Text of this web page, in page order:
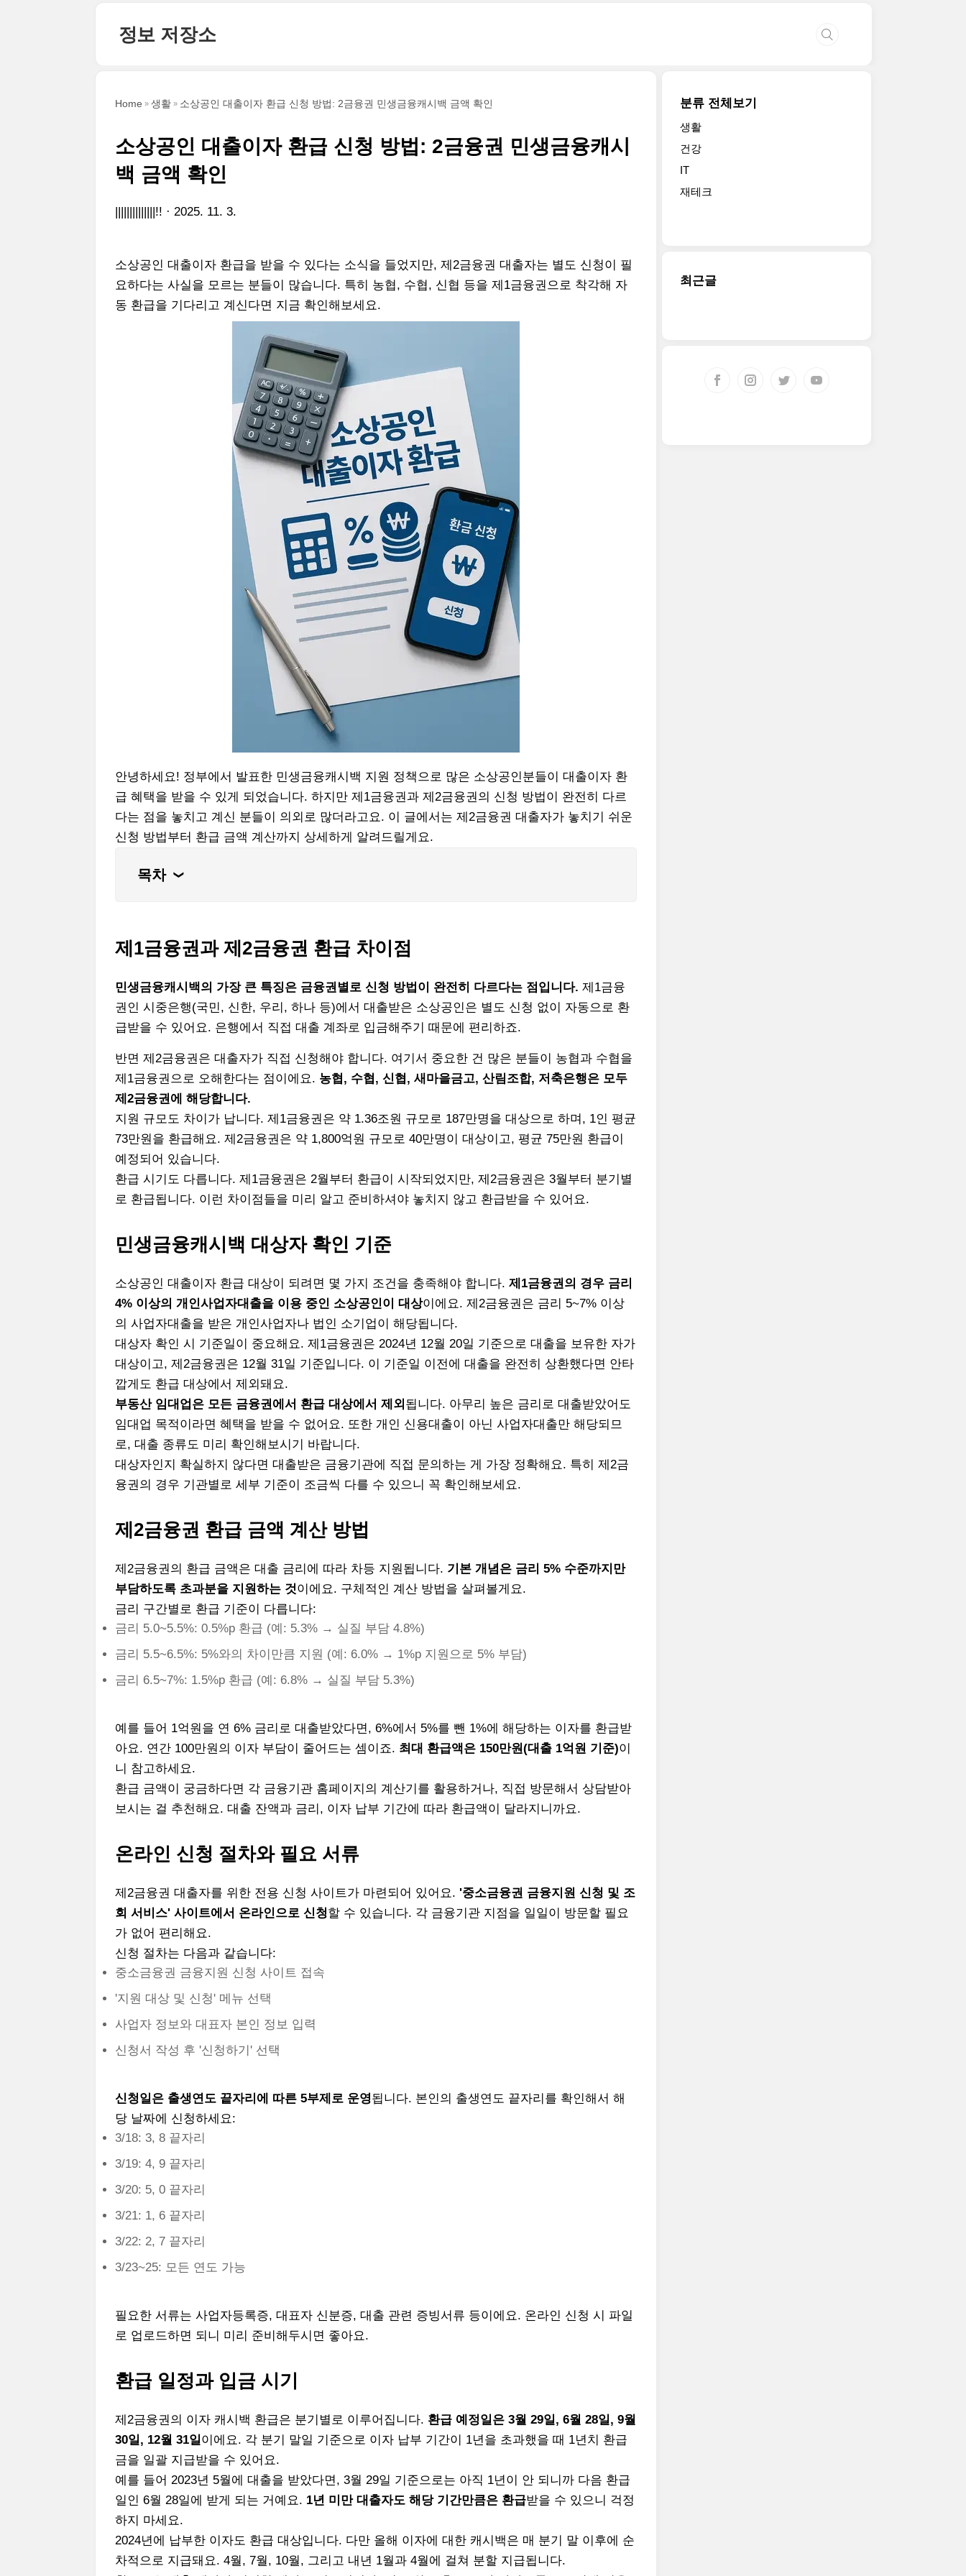
정보 저장소
Home 생활 소상공인 대출이자 환급 신청 방법: 2금융권 민생금융캐시백 금액 확인
소상공인 대출이자 환급 신청 방법: 2금융권 민생금융캐시
백 금액 확인
||||||||||||||!! 2025. 11. 3.
소상공인 대출이자 환급을 받을 수 있다는 소식을 들었지만, 제2금융권 대출자는 별도 신청이 필
요하다는 사실을 모르는 분들이 많습니다. 특히 농협, 수협, 신협 등을 제1금융권으로 착각해 자
동 환급을 기다리고 계신다면 지금 확인해보세요.
안녕하세요! 정부에서 발표한 민생금융캐시백 지원 정책으로 많은 소상공인분들이 대출이자 환
급 혜택을 받을 수 있게 되었습니다. 하지만 제1금융권과 제2금융권의 신청 방법이 완전히 다르
다는 점을 놓치고 계신 분들이 의외로 많더라고요. 이 글에서는 제2금융권 대출자가 놓치기 쉬운
신청 방법부터 환급 금액 계산까지 상세하게 알려드릴게요.
목차 ❮
제1금융권과 제2금융권 환급 차이점
민생금융캐시백의 가장 큰 특징은 금융권별로 신청 방법이 완전히 다르다는 점입니다. 제1금융
권인 시중은행(국민, 신한, 우리, 하나 등)에서 대출받은 소상공인은 별도 신청 없이 자동으로 환
급받을 수 있어요. 은행에서 직접 대출 계좌로 입금해주기 때문에 편리하죠.
반면 제2금융권은 대출자가 직접 신청해야 합니다. 여기서 중요한 건 많은 분들이 농협과 수협을
제1금융권으로 오해한다는 점이에요. 농협, 수협, 신협, 새마을금고, 산림조합, 저축은행은 모두
제2금융권에 해당합니다.
지원 규모도 차이가 납니다. 제1금융권은 약 1.36조원 규모로 187만명을 대상으로 하며, 1인 평균
73만원을 환급해요. 제2금융권은 약 1,800억원 규모로 40만명이 대상이고, 평균 75만원 환급이
예정되어 있습니다.
환급 시기도 다릅니다. 제1금융권은 2월부터 환급이 시작되었지만, 제2금융권은 3월부터 분기별
로 환급됩니다. 이런 차이점들을 미리 알고 준비하셔야 놓치지 않고 환급받을 수 있어요.
민생금융캐시백 대상자 확인 기준
소상공인 대출이자 환급 대상이 되려면 몇 가지 조건을 충족해야 합니다. 제1금융권의 경우 금리
4% 이상의 개인사업자대출을 이용 중인 소상공인이 대상이에요. 제2금융권은 금리 5~7% 이상
의 사업자대출을 받은 개인사업자나 법인 소기업이 해당됩니다.
대상자 확인 시 기준일이 중요해요. 제1금융권은 2024년 12월 20일 기준으로 대출을 보유한 자가
대상이고, 제2금융권은 12월 31일 기준입니다. 이 기준일 이전에 대출을 완전히 상환했다면 안타
깝게도 환급 대상에서 제외돼요.
부동산 임대업은 모든 금융권에서 환급 대상에서 제외 됩니다. 아무리 높은 금리로 대출받았어도
임대업 목적이라면 혜택을 받을 수 없어요. 또한 개인 신용대출이 아닌 사업자대출만 해당되므
로, 대출 종류도 미리 확인해보시기 바랍니다.
대상자인지 확실하지 않다면 대출받은 금융기관에 직접 문의하는 게 가장 정확해요. 특히 제2금
융권의 경우 기관별로 세부 기준이 조금씩 다를 수 있으니 꼭 확인해보세요.
제2금융권 환급 금액 계산 방법
제2금융권의 환급 금액은 대출 금리에 따라 차등 지원됩니다. 기본 개념은 금리 5% 수준까지만
부담하도록 초과분을 지원하는 것이에요. 구체적인 계산 방법을 살펴볼게요.
금리 구간별로 환급 기준이 다릅니다:
금리 5.0~5.5%: 0.5%p 환급 (예: 5.3% → 실질 부담 4.8%)
금리 5.5~6.5%: 5%와의 차이만큼 지원 (예: 6.0% → 1%p 지원으로 5% 부담)
금리 6.5~7%: 1.5%p 환급 (예: 6.8% → 실질 부담 5.3%)
예를 들어 1억원을 연 6% 금리로 대출받았다면, 6%에서 5%를 뺀 1%에 해당하는 이자를 환급받
아요. 연간 100만원의 이자 부담이 줄어드는 셈이죠. 최대 환급액은 150만원(대출 1억원 기준)이
니 참고하세요.
환급 금액이 궁금하다면 각 금융기관 홈페이지의 계산기를 활용하거나, 직접 방문해서 상담받아
보시는 걸 추천해요. 대출 잔액과 금리, 이자 납부 기간에 따라 환급액이 달라지니까요.
온라인 신청 절차와 필요 서류
제2금융권 대출자를 위한 전용 신청 사이트가 마련되어 있어요. '중소금융권 금융지원 신청 및 조
회 서비스' 사이트에서 온라인으로 신청할 수 있습니다. 각 금융기관 지점을 일일이 방문할 필요
가 없어 편리해요.
신청 절차는 다음과 같습니다:
중소금융권 금융지원 신청 사이트 접속
'지원 대상 및 신청' 메뉴 선택
사업자 정보와 대표자 본인 정보 입력
신청서 작성 후 '신청하기' 선택
신청일은 출생연도 끝자리에 따른 5부제로 운영됩니다. 본인의 출생연도 끝자리를 확인해서 해
당 날짜에 신청하세요:
3/18: 3, 8 끝자리
3/19: 4, 9 끝자리
3/20: 5, 0 끝자리
3/21: 1, 6 끝자리
3/22: 2, 7 끝자리
3/23~25: 모든 연도 가능
필요한 서류는 사업자등록증, 대표자 신분증, 대출 관련 증빙서류 등이에요. 온라인 신청 시 파일
로 업로드하면 되니 미리 준비해두시면 좋아요.
환급 일정과 입금 시기
제2금융권의 이자 캐시백 환급은 분기별로 이루어집니다. 환급 예정일은 3월 29일, 6월 28일, 9월
30일, 12월 31일이에요. 각 분기 말일 기준으로 이자 납부 기간이 1년을 초과했을 때 1년치 환급
금을 일괄 지급받을 수 있어요.
예를 들어 2023년 5월에 대출을 받았다면, 3월 29일 기준으로는 아직 1년이 안 되니까 다음 환급
일인 6월 28일에 받게 되는 거예요. 1년 미만 대출자도 해당 기간만큼은 환급받을 수 있으니 걱정
하지 마세요.
2024년에 납부한 이자도 환급 대상입니다. 다만 올해 이자에 대한 캐시백은 매 분기 말 이후에 순
차적으로 지급돼요. 4월, 7월, 10월, 그리고 내년 1월과 4월에 걸쳐 분할 지급됩니다.
분류 전체보기
생활
건강
IT
재테크
최근글